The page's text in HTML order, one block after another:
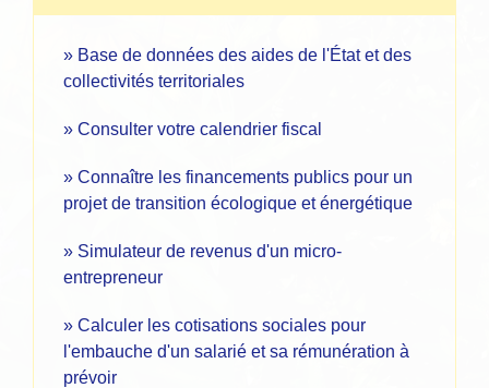
Base de données des aides de l'État et des
collectivités territoriales
Consulter votre calendrier fiscal
Connaître les financements publics pour un
projet de transition écologique et énergétique
Simulateur de revenus d'un micro-
entrepreneur
Calculer les cotisations sociales pour
l'embauche d'un salarié et sa rémunération à
prévoir